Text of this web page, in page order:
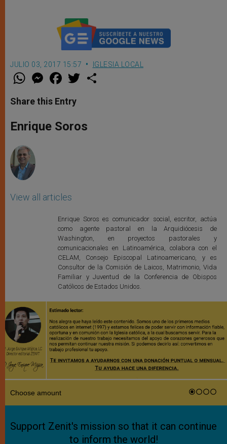
JULIO 03, 2017 15:57 IGLESIA LOCAL
W
t
s
p
p
M
e
s
e
g
e
F
a
e
b
o
k
w
r
Share this Entry
Enrique Soros
View all articles
Enrique Soros es comunicador social, escritor, actúa
como agente pastoral en la Arquidiócesis de
Washington, en proyectos pastorales y
comunicacionales en Latinoamérica, colabora con el
CELAM, Consejo Episcopal Latinoamericano, y es
Consultor de la Comisión de Laicos, Matrimonio, Vida
Familiar y Juventud de la Conferencia de Obispos
Católicos de Estados Unidos.